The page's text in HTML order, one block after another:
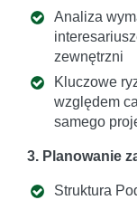
Analiza
zewnętrzni
Kluczowe
względem
samego
3. Planowanie
Struktura